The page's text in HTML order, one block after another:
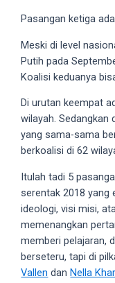
find
porn
productions
shot
ourselves.
Surf
around
categorized
sex
sections
and
choose
Pasangan ketiga
Meski di level
Putih pada
Koalisi keduanya
Di urutan keempat
wilayah. Sedangkan
yang sama-sama
berkoalisi di 62
Itulah tadi 5
serentak 2018 yang
ideologi, visi misi,
memenangkan
memberi pelajaran,
berseteru, tapi di
Vallen danNella